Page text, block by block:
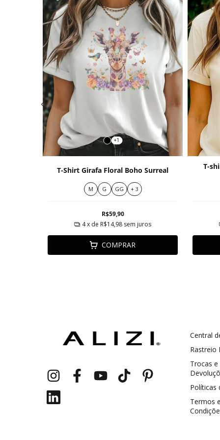
+1
T-Shirt Girafa Floral Boho Surreal
M G GG + 3
R$59,90
4x de R$14,98 sem juros
COMPRAR
T-
Central
Rastreio
Trocas e
Políticas
Termos e
Cupom 1a compra: GANHE5